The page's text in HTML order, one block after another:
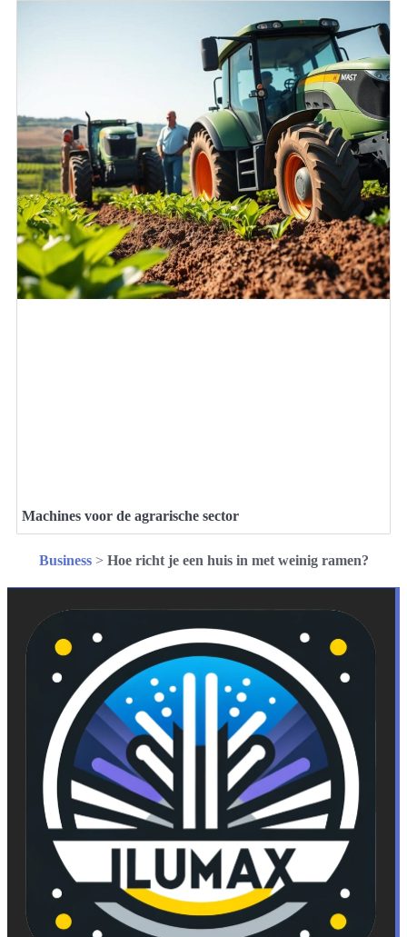
Machines voor de agrarische sector
Business> Hoe richt je een huis in met weinig ramen?